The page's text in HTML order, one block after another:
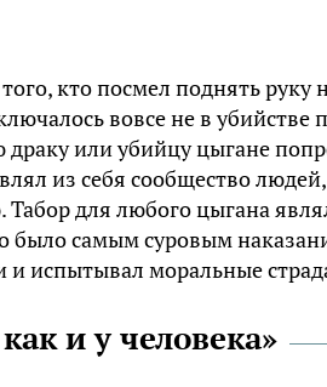
кто посмел поднять руку
вовсе не в убийстве
или убийцу цыгане
из себя сообщество
Табор для любого цыгана
было самым суровым
и испытывал моральные
и у человека»